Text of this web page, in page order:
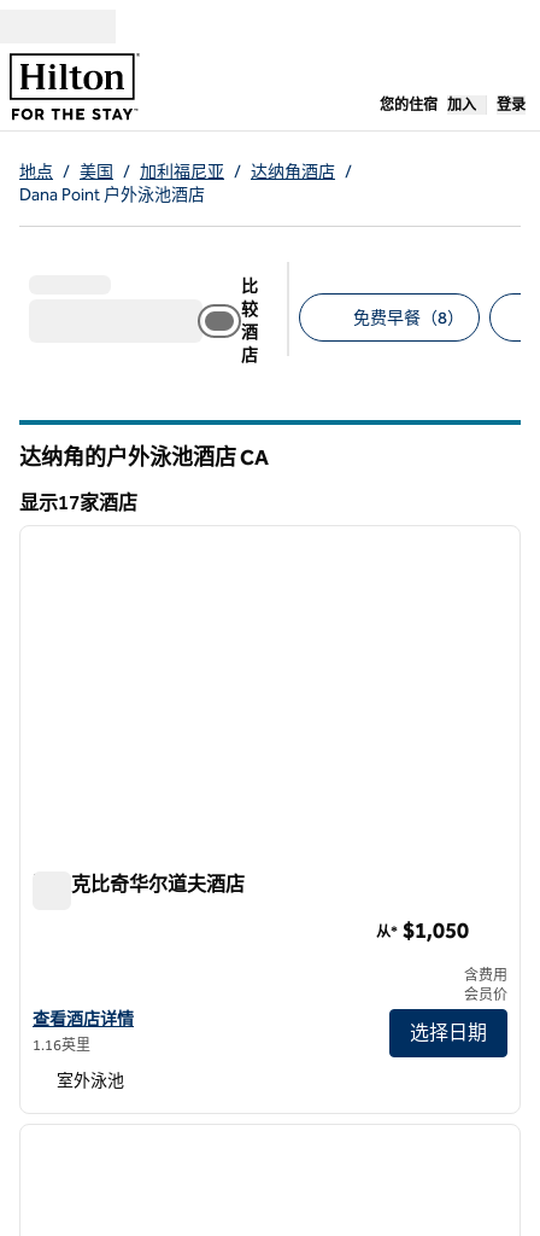
您的住宿, 在新标签
加入 登录
地点 / 美国 / 加利福尼亚 / 达纳角酒店 /
Dana Point 户外泳池酒店
比
较
酒
店
免费早餐（8）
达纳角的户外泳池酒店CA
显示17家酒店
显示17家酒店
1/12
下一
莫纳克比奇华尔道夫酒店
查看华尔道夫 Monarch Beach 的酒店详情
查看酒店详情
1.16英里
从* $1,050
含费用
会员价
选择日期
室外泳池
1/12
下一